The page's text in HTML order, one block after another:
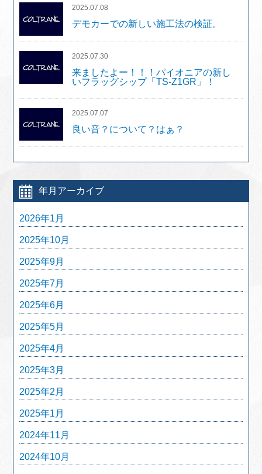
2025.07.08
デモカーでの新しい施工法の検証。
2025.07.30
来ましたよー！！！パイオニアの新し
いフラッグシップ「TS-Z1GR」！
2025.07.07
良い音？について？はぁ？
年月アーカイブ
2026年1月
2025年10月
2025年9月
2025年7月
2025年6月
2025年5月
2025年4月
2025年3月
2025年2月
2025年1月
2024年11月
2024年10月